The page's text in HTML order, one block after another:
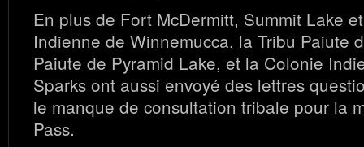
En plus de Fort McDermitt, Summit Lake
Indienne de Winnemucca, la Tribu Paiute
Paiute de Pyramid Lake, et la Colonie
Sparks ont aussi envoyé des lettres
le manque de consultation tribale pour la
Pass.